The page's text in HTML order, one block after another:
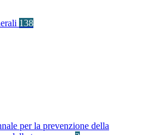
138
per la prevenzione della